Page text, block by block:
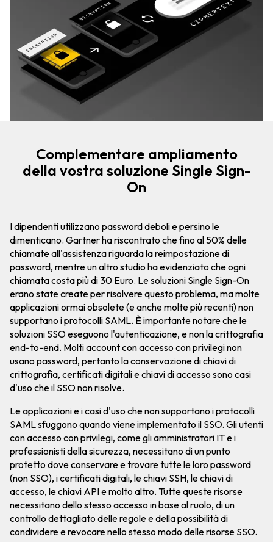
Complementare ampliamento
della vostra soluzione Single Sign-
On
I dipendenti utilizzano password deboli e persino le
dimenticano. Gartner ha riscontrato che fino al 50% delle
chiamate all'assistenza riguarda la reimpostazione di
password, mentre un altro studio ha evidenziato che ogni
chiamata costa più di 30 Euro. Le soluzioni Single Sign-On
erano state create per risolvere questo problema, ma molte
applicazioni ormai obsolete (e anche molte più recenti) non
supportano i protocolli SAML. È importante notare che le
soluzioni SSO eseguono l'autenticazione, e non la crittografia
end-to-end. Molti account con accesso con privilegi non
usano password, pertanto la conservazione di chiavi di
crittografia, certificati digitali e chiavi di accesso sono casi
d'uso che il SSO non risolve.
Le applicazioni e i casi d'uso che non supportano i protocolli
SAML sfuggono quando viene implementato il SSO. Gli utenti
con accesso con privilegi, come gli amministratori IT e i
professionisti della sicurezza, necessitano di un punto
protetto dove conservare e trovare tutte le loro password
(non SSO), i certificati digitali, le chiavi SSH, le chiavi di
accesso, le chiavi API e molto altro. Tutte queste risorse
necessitano dello stesso accesso in base al ruolo, di un
controllo dettagliato delle regole e della possibilità di
condividere e revocare nello stesso modo delle risorse SSO.